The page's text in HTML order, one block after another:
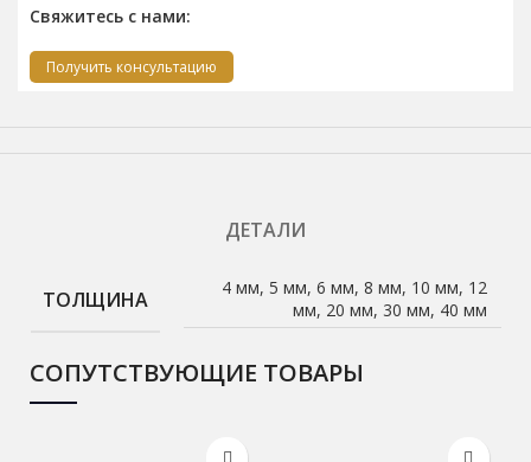
Свяжитесь с нами:
Получить консультацию
ДЕТАЛИ
ТОЛЩИНА
4 мм, 5 мм, 6 мм, 8 мм, 10 мм, 12
мм, 20 мм, 30 мм, 40 мм
СОПУТСТВУЮЩИЕ ТОВАРЫ